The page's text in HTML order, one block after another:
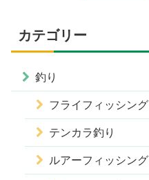
カテゴリー
釣り
フライフィッシング
テンカラ釣り
ルアーフィッシング